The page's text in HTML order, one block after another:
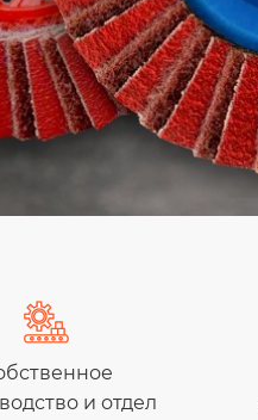
и отдел